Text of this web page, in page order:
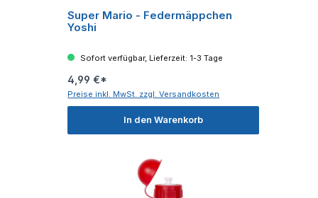
Super Mario - Federmäppchen
Yoshi
Sofort verfügbar, Lieferzeit: 1-3 Tage
4,99 €*
Preise inkl. MwSt. zzgl. Versandkosten
In den Warenkorb